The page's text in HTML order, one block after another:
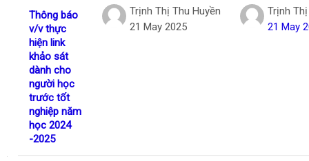
Thông báo
v/v thực
hiện link
khảo sát
dành cho
người học
trước tốt
nghiệp năm
học 2024
-2025
Trịnh Thị Thu Huyền
21 May 2025
Trịnh
21 May